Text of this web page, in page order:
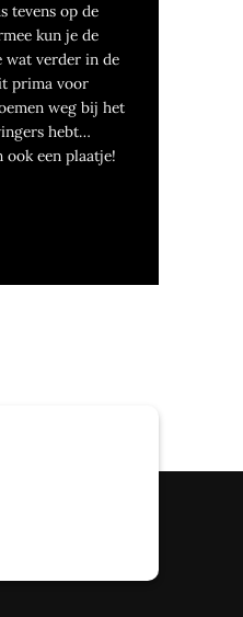
tevens op de
kun je de
wat verder in de
prima voor
weg bij het
hebt…
een plaatje!